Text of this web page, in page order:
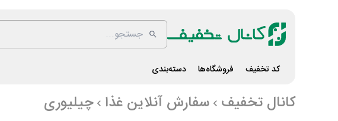
کد تخفیف فروشگاه‌ها دسته‌بندی
کانال تخفیف سفارش آنلاین غذا چیلیوری